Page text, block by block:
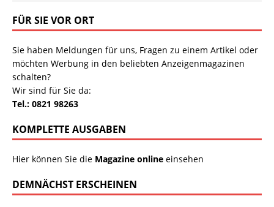
FÜR SIE VOR ORT
Sie haben Meldungen für uns, Fragen zu einem Artikel oder
möchten Werbung in den beliebten Anzeigenmagazinen
schalten?
Wir sind für Sie da:
Tel.: 0821 98263
KOMPLETTE AUSGABEN
Hier können Sie die Magazine online einsehen
DEMNÄCHST ERSCHEINEN